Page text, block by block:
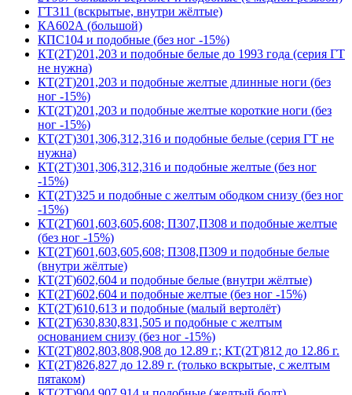
ГТ311 (вскрытые, внутри жёлтые)
КА602А (большой)
КПС104 и подобные (без ног -15%)
КТ(2Т)201,203 и подобные белые до 1993 года (серия ГТ
не нужна)
КТ(2Т)201,203 и подобные желтые длинные ноги (без
ног -15%)
КТ(2Т)201,203 и подобные желтые короткие ноги (без
ног -15%)
КТ(2Т)301,306,312,316 и подобные белые (серия ГТ не
нужна)
КТ(2Т)301,306,312,316 и подобные желтые (без ног
-15%)
КТ(2Т)325 и подобные с желтым ободком снизу (без ног
-15%)
КТ(2Т)601,603,605,608; П307,П308 и подобные желтые
(без ног -15%)
КТ(2Т)601,603,605,608; П308,П309 и подобные белые
(внутри жёлтые)
КТ(2Т)602,604 и подобные белые (внутри жёлтые)
КТ(2Т)602,604 и подобные желтые (без ног -15%)
КТ(2Т)610,613 и подобные (малый вертолёт)
КТ(2Т)630,830,831,505 и подобные с желтым
основанием снизу (без ног -15%)
КТ(2Т)802,803,808,908 до 12.89 г.; КТ(2Т)812 до 12.86 г.
КТ(2Т)826,827 до 12.89 г. (только вскрытые, с желтым
пятаком)